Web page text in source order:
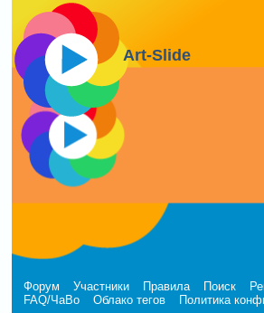
Art-Slide
Форум Участники Правила Поиск
FAQ/ЧаВо
Облако тегов Политика